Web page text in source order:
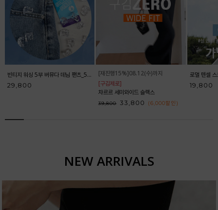
빈티지 워싱 5부 버뮤다 데님 팬츠_52DP598
29,800
[재진행15%]08.12(수)까지
[구김제로]
챠르르 세미와이드 슬랙스
39,800 33,800 (6,000할인 )
19,800
NEW ARRIVALS